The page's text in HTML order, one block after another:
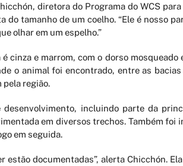
diretora do Programa do WCS
do tamanho de um coelho. “Ele é nosso
olhar em um espelho.”
cinza e marrom, com o dorso mosqueado
o animal foi encontrado, entre as
região.
incluindo parte da
em diversos trechos. Também
em seguida.
documentadas”, alerta Chicchón.